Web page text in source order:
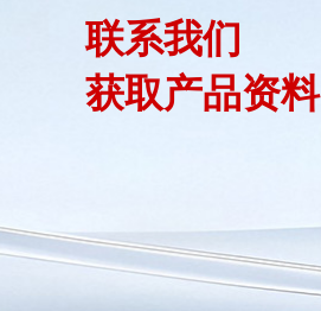
联系我们
获取产品资料